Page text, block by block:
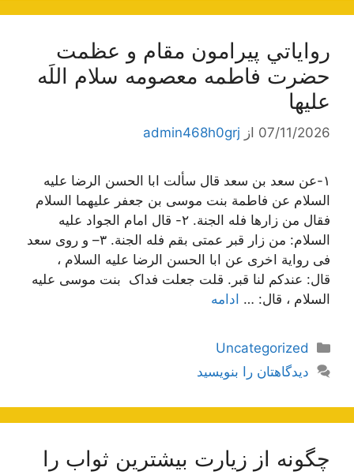
رواياتي پيرامون مقام و عظمت
حضرت فاطمه معصومه سلام اللَه
عليها
07/11/2026 از admin468h0grj
١-عن سعد بن سعد قال سألت ابا الحسن الرضا علیه
السلام عن فاطمة بنت موسی بن جعفر علیهما السلام
فقال من زارها فله الجنة. ٢- قال امام الجواد علیه
السلام: من زار قبر عمتی بقم فله الجنة. ٣– و روی سعد
فی روایة اخری عن ابا الحسن الرضا علیه السلام ،
قال: عندکم لنا قبر. قلت جعلت فداک بنت موسی علیه
السلام ، قال: … ادامه
دسته‌ها
Uncategorized
دیدگاهتان را بنویسید
چگونه از زیارت بیشترین ثواب را